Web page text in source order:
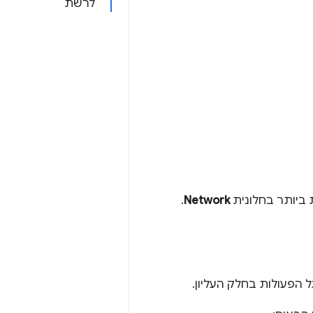
לרשת
בחלוניתNetwork
.
הפעולות בחלק העליון.